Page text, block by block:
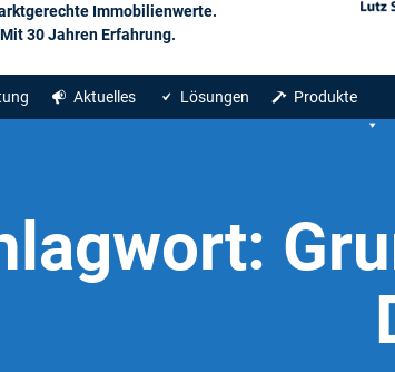
Immobilienwerte.
30 Jahren Erfahrung.
Aktuelles Lösungen Produkte